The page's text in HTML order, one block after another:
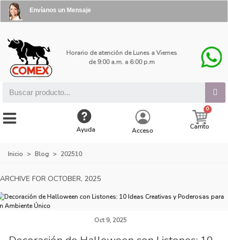
Envíanos un Mensaje
Horario de atención de Lunes a Viernes
de 9:00 a.m. a 6:00 p.m
Ayuda Acceso Carrito
Inicio > Blog > 202510
ARCHIVE FOR OCTOBER, 2025
Oct 9, 2025